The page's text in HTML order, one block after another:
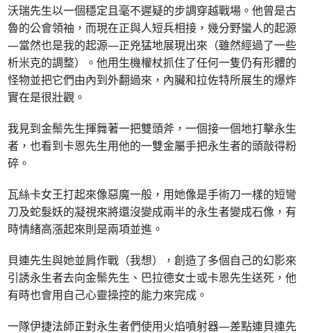
沃瑞先生以一個穩定且毫不遲疑的步調穿越戰場。他曾是古
魯的公會領袖，而現在正與人短兵相接，幾分野蠻人的起源
—當然也是我的起源—正兇猛地展現出來（雖然經過了一些
析米克的調整）。他用生機權杖抓住了任何一隻仍有形體的
怪物並把它們由內到外翻過來，內臟和拉佐特所展生的爆炸
實在是很壯觀。
我見到金鬃先生揮舞著一把雙頭斧，一個接一個地打擊永生
者，也看到卡恩先生用他的一雙金屬手把永生者的頭敲得粉
碎。
瓦絲卡女王打起來像惡魔一般，用她像是手術刀一樣的短彎
刀及蛇髮妖的凝視來將還沒變成兩半的永生者變成石像，有
時情緒高漲起來則是兩項並進。
貝連先生與她並肩作戰（我想），創造了多個自己的幻影來
引誘永生者去向金鬃先生、巴拉德女士或卡恩先生送死，他
有時也會用自己心靈操控的能力來完成。
一隊伊捷法師正對永生者們使用火焰噴射器—差點連貝連先